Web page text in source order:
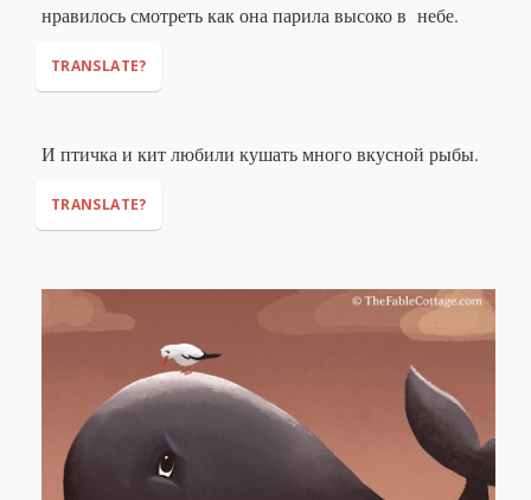
нравилось смотреть как она парила высоко в небе.
TRANSLATE?
И птичка и кит любили кушать много вкусной рыбы.
TRANSLATE?